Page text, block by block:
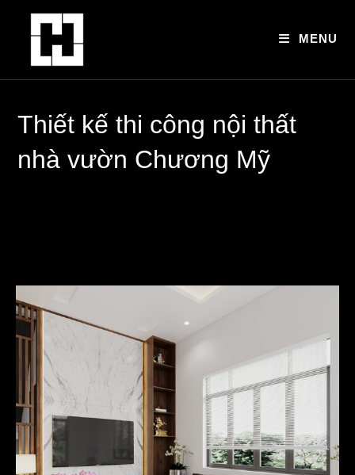
MENU
Thiết kế thi công nội thất
nhà vườn Chương Mỹ